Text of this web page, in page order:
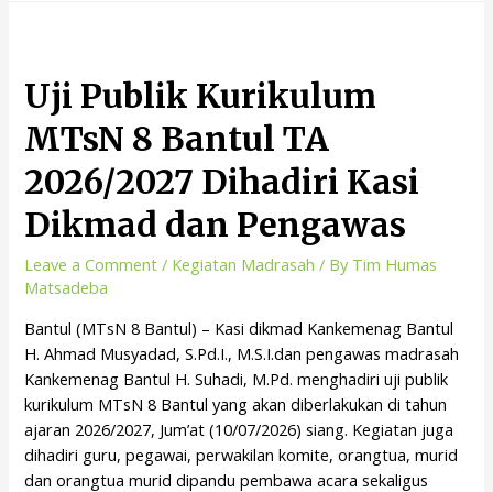
Uji Publik Kurikulum
MTsN 8 Bantul TA
2026/2027 Dihadiri Kasi
Dikmad dan Pengawas
Leave a Comment / Kegiatan Madrasah / By Tim Humas
Matsadeba
Bantul (MTsN 8 Bantul) – Kasi dikmad Kankemenag Bantul
H. Ahmad Musyadad, S.Pd.I., M.S.I.dan pengawas madrasah
Kankemenag Bantul H. Suhadi, M.Pd. menghadiri uji publik
kurikulum MTsN 8 Bantul yang akan diberlakukan di tahun
ajaran 2026/2027, Jum’at (10/07/2026) siang. Kegiatan juga
dihadiri guru, pegawai, perwakilan komite, orangtua, murid
dan orangtua murid dipandu pembawa acara sekaligus